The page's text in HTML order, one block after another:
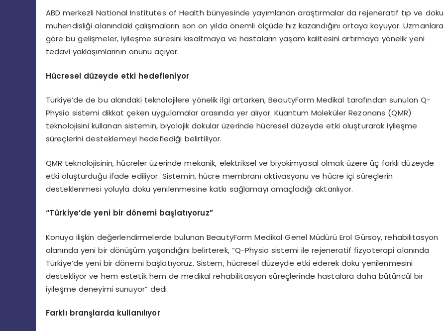
ABD merkezli National Institutes of Health bünyesinde yayımlanan araştırmalar da rejeneratif tıp ve doku
mühendisliği alanındaki çalışmaların son on yılda önemli ölçüde hız kazandığını ortaya koyuyor. Uzmanlara
göre bu gelişmeler, iyileşme süresini kısaltmaya ve hastaların yaşam kalitesini artırmaya yönelik yeni
tedavi yaklaşımlarının önünü açıyor.
Hücresel düzeyde etki hedefleniyor
Türkiye’de de bu alandaki teknolojilere yönelik ilgi artarken, BeautyForm Medikal tarafından sunulan Q-
Physio sistemi dikkat çeken uygulamalar arasında yer alıyor. Kuantum Moleküler Rezonans (QMR)
teknolojisini kullanan sistemin, biyolojik dokular üzerinde hücresel düzeyde etki oluşturarak iyileşme
süreçlerini desteklemeyi hedeflediği belirtiliyor.
QMR teknolojisinin, hücreler üzerinde mekanik, elektriksel ve biyokimyasal olmak üzere üç farklı düzeyde
etki oluşturduğu ifade ediliyor. Sistemin, hücre membranı aktivasyonu ve hücre içi süreçlerin
desteklenmesi yoluyla doku yenilenmesine katkı sağlamayı amaçladığı aktarılıyor.
“Türkiye’de yeni bir dönemi başlatıyoruz”
Konuya ilişkin değerlendirmelerde bulunan BeautyForm Medikal Genel Müdürü Erol Gürsoy, rehabilitasyon
alanında yeni bir dönüşüm yaşandığını belirterek, “Q-Physio sistemi ile rejeneratif fizyoterapi alanında
Türkiye’de yeni bir dönemi başlatıyoruz. Sistem, hücresel düzeyde etki ederek doku yenilenmesini
destekliyor ve hem estetik hem de medikal rehabilitasyon süreçlerinde hastalara daha bütüncül bir
iyileşme deneyimi sunuyor” dedi.
Farklı branşlarda kullanılıyor